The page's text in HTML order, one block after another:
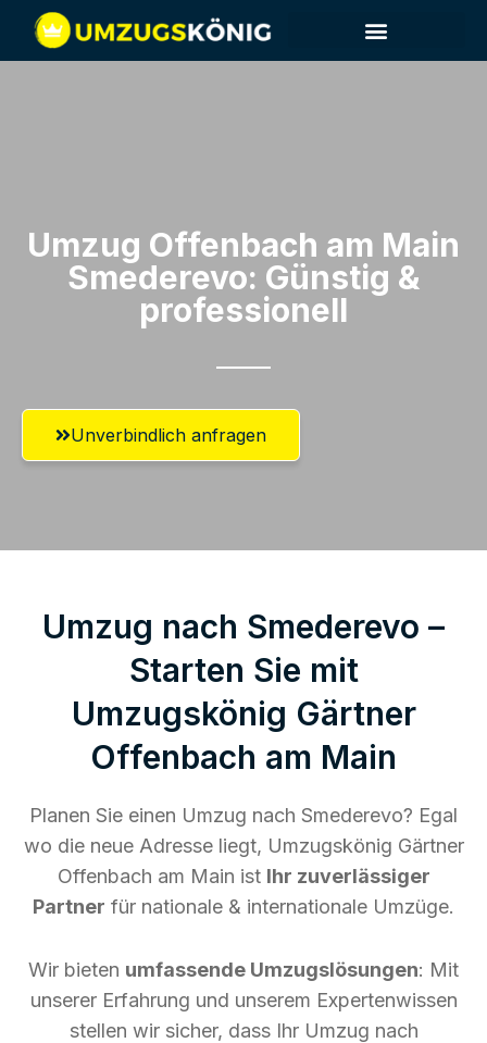
Umzug Offenbach am Main​
Smederevo: Günstig &
professionell​
Unverbindlich anfragen
Umzug nach Smederevo –
Starten Sie mit
Umzugskönig Gärtner
Offenbach am Main
Planen Sie einen Umzug nach Smederevo? Egal
wo die neue Adresse liegt, Umzugskönig Gärtner
Offenbach am Main ist Ihr zuverlässiger
Partner für nationale & internationale Umzüge.
Wir bieten umfassende Umzugslösungen: Mit
unserer Erfahrung und unserem Expertenwissen
stellen wir sicher, dass Ihr Umzug nach